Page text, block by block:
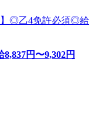
】◎乙4免許必須◎給
8,837円〜9,302円